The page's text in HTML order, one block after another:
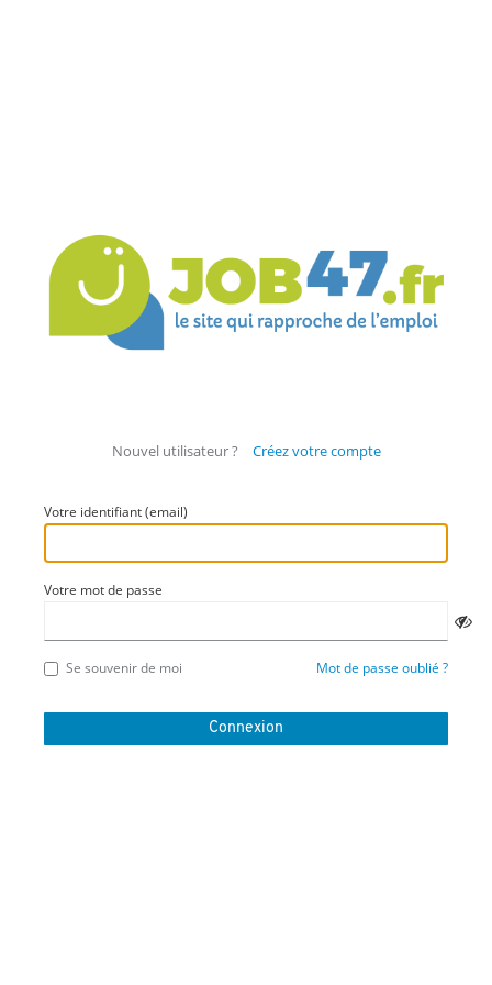
Nouvel utilisateur ? Créez votre compte
Votre identifiant (email)
Votre mot de passe
Se souvenir de moi Mot de passe oublié ?